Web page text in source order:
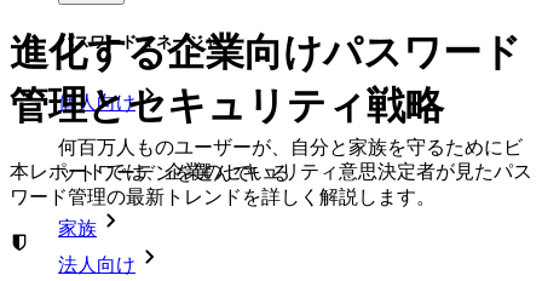
パスワード マネージャー
個人向け
何百万人ものユーザーが、自分と家族を守るためにビ
ットワーデンを選んでいる
家族
法人向け
進化する企業向けパスワード
管理とセキュリティ戦略
本レポートでは、企業のセキュリティ意思決定者が見たパス
ワード管理の最新トレンドを詳しく解説します。